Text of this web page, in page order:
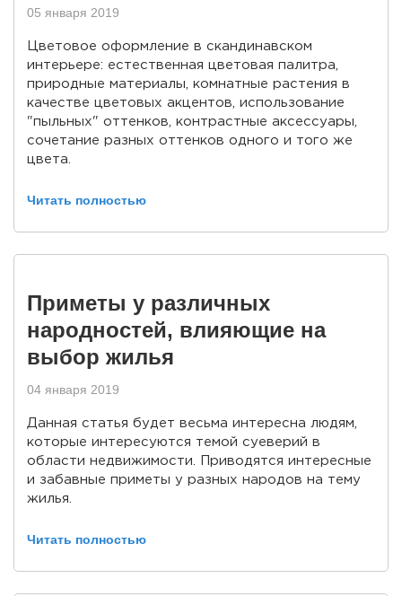
05 января 2019
Цветовое оформление в скандинавском
интерьере: естественная цветовая палитра,
природные материалы, комнатные растения в
качестве цветовых акцентов, использование
"пыльных" оттенков, контрастные аксессуары,
сочетание разных оттенков одного и того же
цвета.
Читать полностью
Приметы у различных
народностей, влияющие на
выбор жилья
04 января 2019
Данная статья будет весьма интересна людям,
которые интересуются темой суеверий в
области недвижимости. Приводятся интересные
и забавные приметы у разных народов на тему
жилья.
Читать полностью